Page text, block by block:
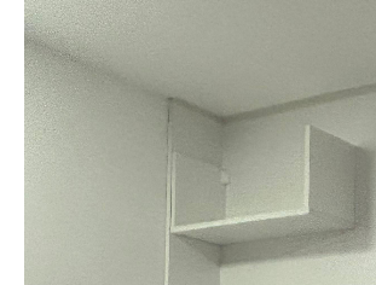
Siyasi
Geosiyasi
İqtisadi
Sosioloji
Araşdırma
Multimedia